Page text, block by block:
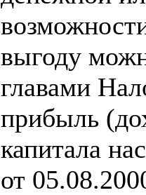
выгоду
главами
прибыль
капитала
от